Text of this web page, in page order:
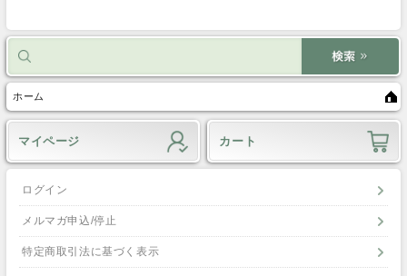
ホーム
マイページ カート
ログイン
メルマガ申込/停止
特定商取引法に基づく表示